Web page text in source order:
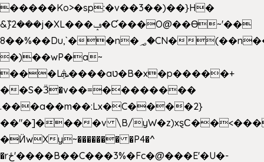
�����Ko>�sp:�v��3��)��}H�
&݉}2���j�XL���ݡ�Ƈ���O@��Ɵ~'��
8��%��Du,`��n�؃�CN�(��n��ւ���B�9��
�)��wP�a~
���Lܞ����aט�B�x�p�����+
��S�Ӟ�v��=��������
.���a��m��:Lx�C����2}
��"�]����v \B/
�ӤwXy~������� �P4�^
�rځ'����B��C���3%�Fc�@���E'�U�-